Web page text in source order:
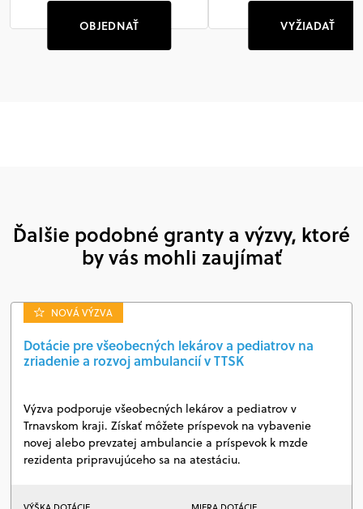
OBJEDNAŤ VYŽIADAŤ
Ďalšie podobné granty a výzvy, ktoré
by vás mohli zaujímať
NOVÁ VÝZVA
Dotácie pre všeobecných lekárov a pediatrov na
zriadenie a rozvoj ambulancií v TTSK
Výzva podporuje všeobecných lekárov a pediatrov v
Trnavskom kraji. Získať môžete príspevok na vybavenie
novej alebo prevzatej ambulancie a príspevok k mzde
rezidenta pripravujúceho sa na atestáciu.